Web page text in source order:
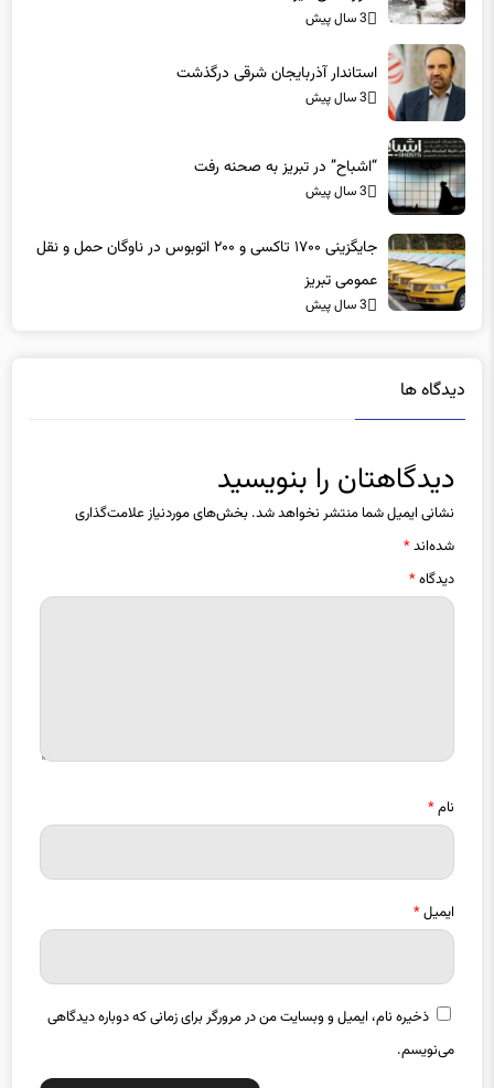
3 سال پیش
3 سال پیش
عمومی تبریز
نشانی ایمیل شما منتشر نخواهد شد.بخش‌های موردنیاز علامت‌گذاری
شده‌اند*
دیدگاه*
ایمیل*
ذخیره نام، ایمیل و وبسایت من در مرورگر برای زمانی که دوباره دیدگاهی
می‌نویسم.